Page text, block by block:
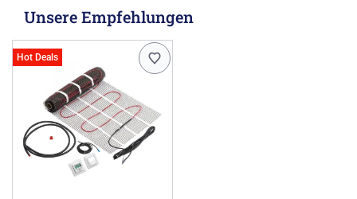
Unsere Empfehlungen
Hot Deals